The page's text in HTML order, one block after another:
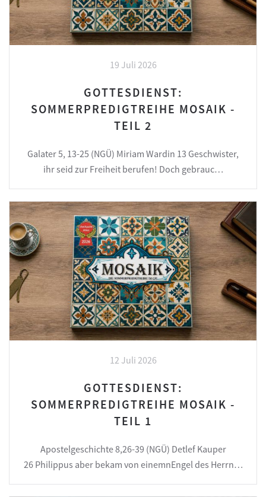
19 Juli 2026
GOTTESDIENST:
SOMMERPREDIGTREIHE MOSAIK -
TEIL 2
Galater 5, 13-25 (NGÜ) Miriam Wardin 13 Geschwister,
ihr seid zur Freiheit berufen! Doch gebrauc…
12 Juli 2026
GOTTESDIENST:
SOMMERPREDIGTREIHE MOSAIK -
TEIL 1
Apostelgeschichte 8,26-39 (NGÜ) Detlef Kauper
26 Philippus aber bekam von einemnEngel des Herrn…